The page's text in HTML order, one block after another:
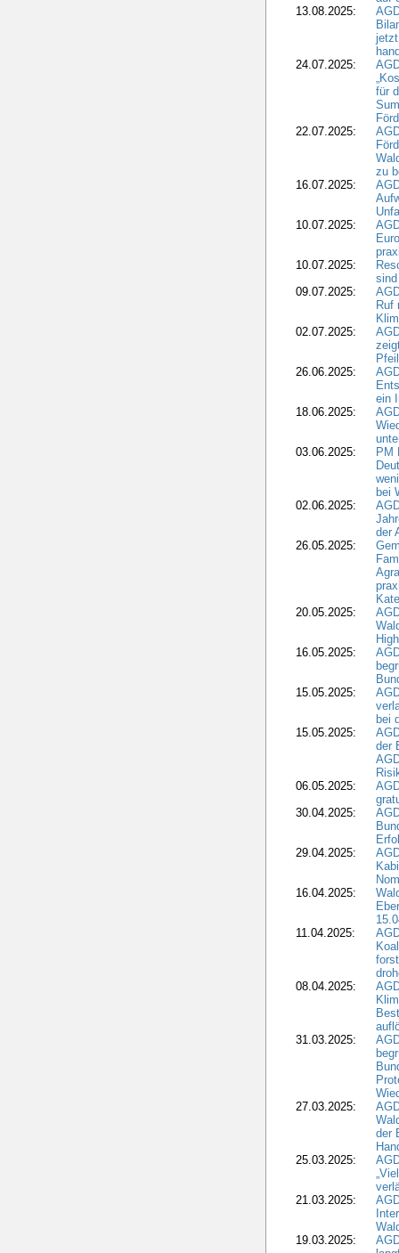
13.08.2025:
24.07.2025:
für
22.07.2025:
zu
16.07.2025:
10.07.2025:
10.07.2025:
09.07.2025:
Ruf
02.07.2025:
26.06.2025:
ein
18.06.2025:
03.06.2025:
PM
bei
02.06.2025:
der
26.05.2025:
20.05.2025:
16.05.2025:
15.05.2025:
bei
15.05.2025:
der
06.05.2025:
30.04.2025:
29.04.2025:
16.04.2025:
11.04.2025:
08.04.2025:
31.03.2025:
27.03.2025:
der
25.03.2025:
21.03.2025:
19.03.2025: